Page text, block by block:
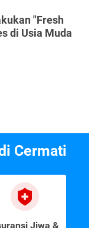
"Fresh
di Usia Muda
Cermati
Jiwa &